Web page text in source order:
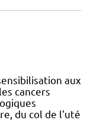
aux
cancers
du col de l'uté